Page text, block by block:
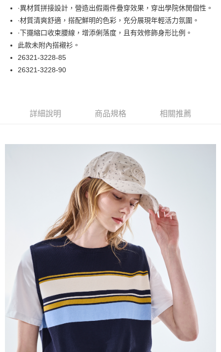
Apple Pay
悠遊付
大哥付你分期
相關說明
1.本服務由台灣大哥大提供，台灣大哥大用戶可立即使用無須另外申請。
3.實際核准額度、可分期數及費用金額請依後續交易確認頁面所載為準。
4.訂單成立30分鐘內，如未前往確認交易或遇審核未通過，訂單將自動取
【繳款方式說明】
1.分期款項不併入電信帳單，「大哥付你分期」於每月結算日後寄送繳費提
2.透過簡訊連結打開帳單後，可選擇「超商條碼／台灣大直營門市／銀行轉
帳／街口支付／iPASS MONEY」等通路繳費。
1.本服務係由「台灣大哥大股份有限公司」（以下簡稱本公司）所提供，讓
用戶於交易時，得透過本服務購買商品或服務，並由商店將買賣／分期付款
買賣價金債權讓與本公司後，依約使用本公司帳單繳交帳款。
2.基於同意付款使用「大哥付你分期」之契約關係目的，商店將以您的個人
資料（包含姓名、電話或地址）提供予台灣大哥大進項蒐集、處理及利用，
由本公司與您本人進行分期帳單所需資料之確認、核對及更正。
3.完整用戶服務條款，請詳閱以下連結： https://oppay.tw/userRule
ATM付款
全家取貨付款
付款後全家取貨
每筆NT$60，滿NT$1,000(含以上)免運費
每筆NT$60，滿NT$1,000(含以上)免運費
每筆NT$60，滿NT$1,000(含以上)免運費
每筆NT$80，滿NT$1,000(含以上)免運費
∙異材質拼接設計，營造出假兩件疊穿效果，穿出學院休閒個性。
∙材質清爽舒適，搭配鮮明的色彩，充分展現年輕活力氛圍。
∙下擺縮口收束腰線，增添俐落度，且有效修飾身形比例。
此款未附內搭襯衫。
26321-3228-85
26321-3228-90
詳細說明 商品規格 相關推薦